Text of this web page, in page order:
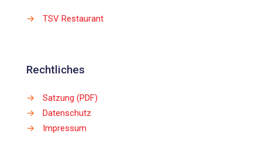
→ TSV Restaurant
Rechtliches
→
Satzung (PDF)
→
Datenschutz
→
Impressum